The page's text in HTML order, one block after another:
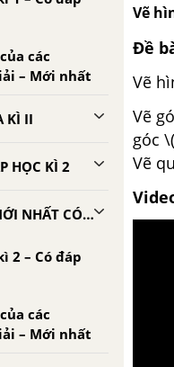
các
– Mới nhất
KÌ II
HỌC KÌ 2
ĐỀ THI HỌC KÌ 2 MỚI NHẤT CÓ LỜI GIẢI
2 – Có đáp
các
– Mới nhất
Vẽ
Đề
Vẽ
Vẽ
góc
Vẽ